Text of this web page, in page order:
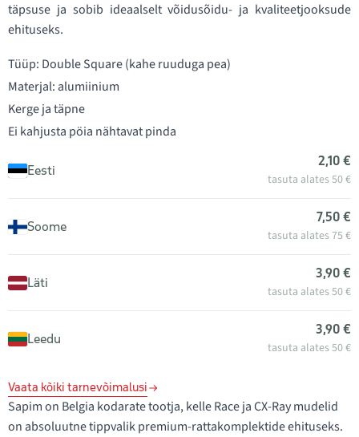
täpsuse ja sobib ideaalselt võidusõidu- ja kvaliteetjooksude
ehituseks.
Tüüp: Double Square (kahe ruuduga pea)
Materjal: alumiinium
Kerge ja täpne
Ei kahjusta pöia nähtavat pinda
Eesti
2,10 €
tasuta alates 50 €
Soome
7,50 €
tasuta alates 75 €
Läti
3,90 €
tasuta alates 50 €
Leedu
3,90 €
tasuta alates 50 €
Vaata kõiki tarnevõimalusi
Sapim on Belgia kodarate tootja, kelle Race ja CX-Ray mudelid
on absoluutne tippvalik premium-rattakomplektide ehituseks.